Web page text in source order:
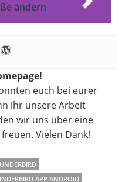
ändern
euch bei eurer
ihr unsere Arbeit
wir uns über eine
freuen. Vielen Dank!
APP ANDROID